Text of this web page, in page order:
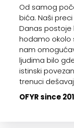
Od samog
bića. Naši
Danas postoje
hodamo okolo
nam
ljudima bilo
istinski
trenuci
OFYR since